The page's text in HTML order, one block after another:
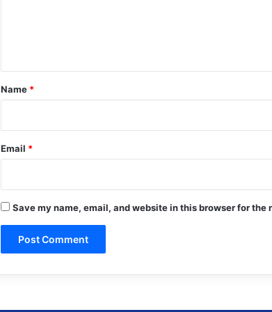
*
Name *
Email *
Save my name, email, and website in this browser for the